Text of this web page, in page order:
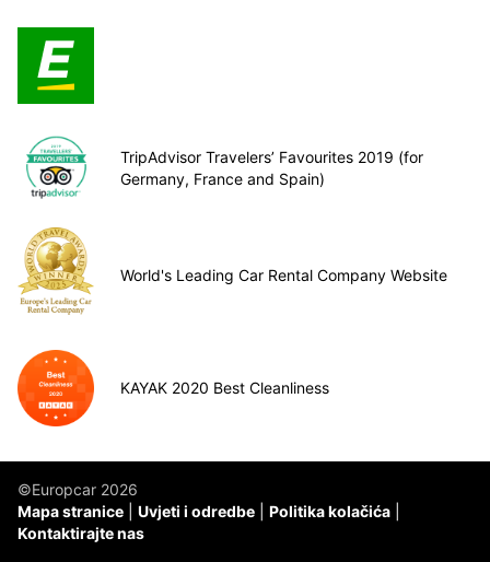
TripAdvisor Travelers’ Favourites 2019 (for
Germany, France and Spain)
World's Leading Car Rental Company Website
KAYAK 2020 Best Cleanliness
©Europcar 2026
Mapa stranice
Uvjeti i odredbe
Politika kolačića
Kontaktirajte nas